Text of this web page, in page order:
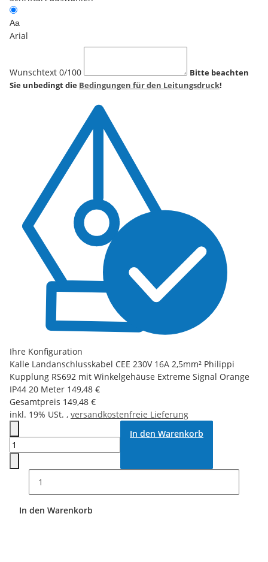
Aa
Arial
Wunschtext 0/100
Bitte beachten
Sie unbedingt die Bedingungen für den Leitungsdruck!
Ihre Konfiguration
Kalle Landanschlusskabel CEE 230V 16A 2,5mm² Philippi
Kupplung RS692 mit Winkelgehäuse Extreme Signal Orange
IP44 20 Meter 149,48 €
Gesamtpreis 149,48 €
inkl. 19% USt. , versandkostenfreie Lieferung
In den Warenkorb
In den Warenkorb